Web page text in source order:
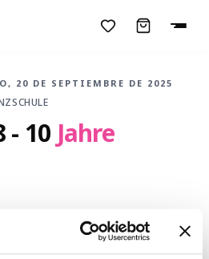
20 DE SEPTIEMBRE DE 2025
- 10 Jahre